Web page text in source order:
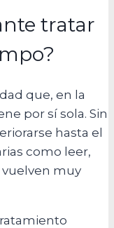
tratar
que, en la
por sí sola. Sin
hasta el
como leer,
muy